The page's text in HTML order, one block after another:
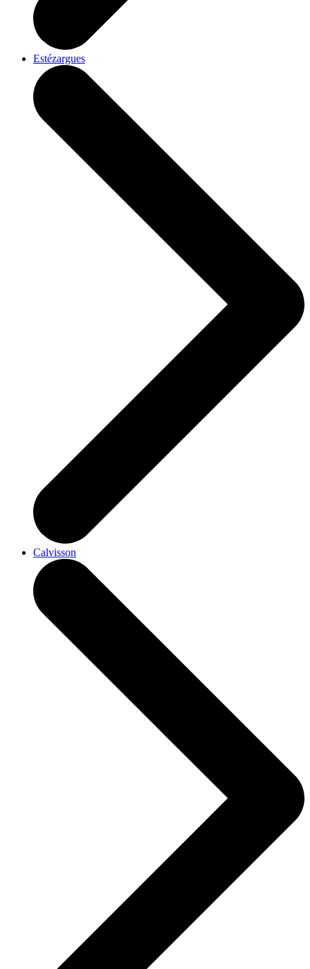
Estézargues
Calvisson